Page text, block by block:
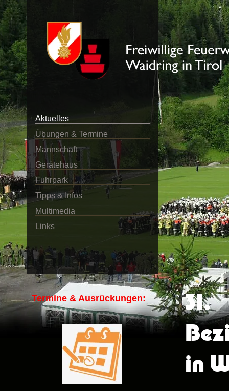
Aktuelles
Übungen & Termine
Mannschaft
Gerätehaus
Fuhrpark
Tipps & Infos
Multimedia
Links
Termine & Ausrückungen:
31.
in